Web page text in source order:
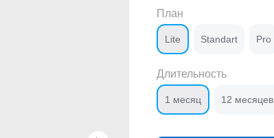
План
Lite Standart Pro
Длительность
1 месяц 12 месяцев